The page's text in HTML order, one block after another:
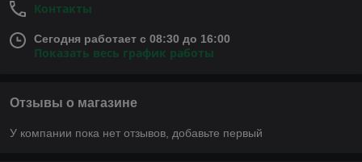
Контакты
Сегодня работает с 08:30 до 16:00
Показать весь график работы
Отзывы о магазине
У компании пока нет отзывов, добавьте первый